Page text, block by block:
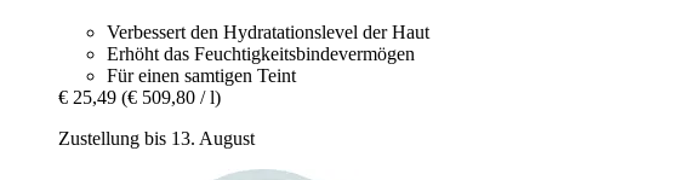
Verbessert den Hydratationslevel der Haut
Erhöht das Feuchtigkeitsbindevermögen
Für einen samtigen Teint
€ 25,49 (€ 509,80 / l)
Zustellung bis 13. August